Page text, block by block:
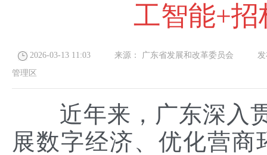
工智能+招
2026-03-13 11:03 来源： 广东省发展和改革委员会 发布
管理区
近年来，广东深入贯
展数字经济、优化营